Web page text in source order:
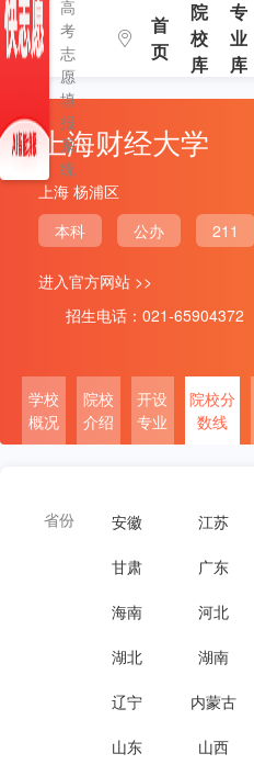
高
考
志
愿
填
报
系
统
首
页
院
校
库
专
业
库
上海财经大学
上海 杨浦区
本科
公办 211
进入官方网站 >>
招生电话：021-65904372
学校
概况
院校
介绍
开设
专业
院校分
数线
省份 安徽 江苏
甘肃 广东
海南 河北
湖北 湖南
辽宁 内蒙古
山东 山西